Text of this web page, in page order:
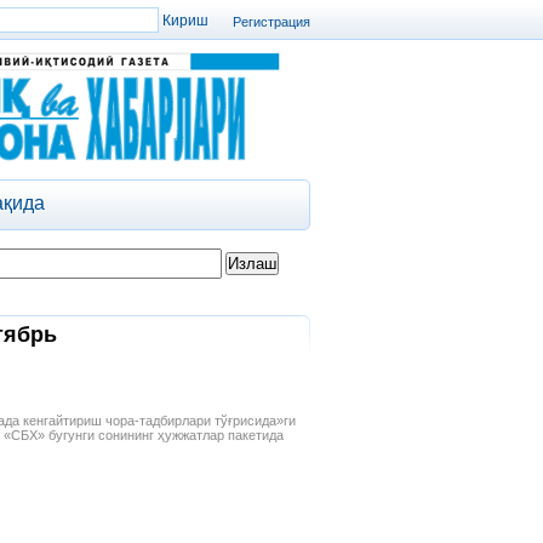
Регистрация
кенгайтириш чора-тадбирлари тўғрисида»ги
бугунги сонининг ҳужжатлар пакетида